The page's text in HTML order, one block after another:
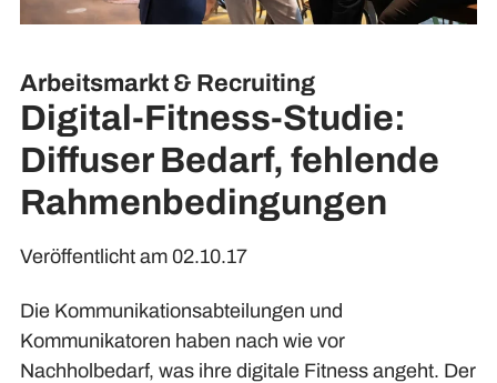
Arbeitsmarkt & Recruiting
Digital-Fitness-Studie:
Diffuser Bedarf, fehlende
Rahmenbedingungen
Veröffentlicht am 02.10.17
Die Kommunikationsabteilungen und
Kommunikatoren haben nach wie vor
Nachholbedarf, was ihre digitale Fitness angeht. Der